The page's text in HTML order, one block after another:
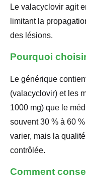
Le valacyclovir agit
limitant la
des lésions.
Pourquoi
Le générique
(valacyclovir) et les
1000 mg) que le
souvent 30 % à 60
varier, mais la
contrôlée.
Comment